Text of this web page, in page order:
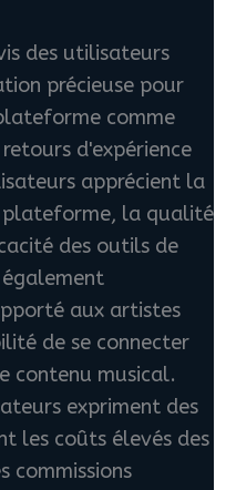
des utilisateurs
précieuse pour
comme
d'expérience
apprécient la
la qualité
des outils de
aux artistes
de se connecter
contenu musical.
expriment des
les coûts élevés des
commissions